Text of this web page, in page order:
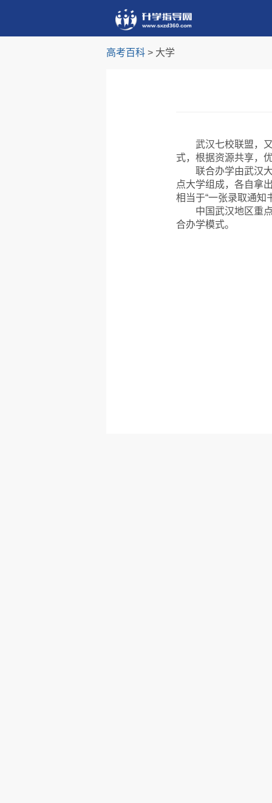
高考百科 > 大学
武汉七校联盟，又
式，根据资源共享，
联合办学由武汉大
点大学组成，各自拿
相当于“一张录取通知
中国武汉地区重点
合办学模式。